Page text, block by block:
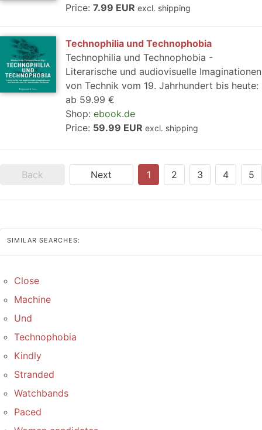
Price: 7.99 EUR excl. shipping
Technophilia und Technophobia
Technophilia und Technophobia -
Literarische und audiovisuelle Imaginationen
von Technik vom 19. Jahrhundert bis heute:
ab 59.99 €
Shop: ebook.de
Price: 59.99 EUR excl. shipping
Back Next 1 2 3 4 5
SIMILAR SEARCHES:
Close
Machine
Und
Technophobia
Kindly
Stranded
Watchbands
Paced